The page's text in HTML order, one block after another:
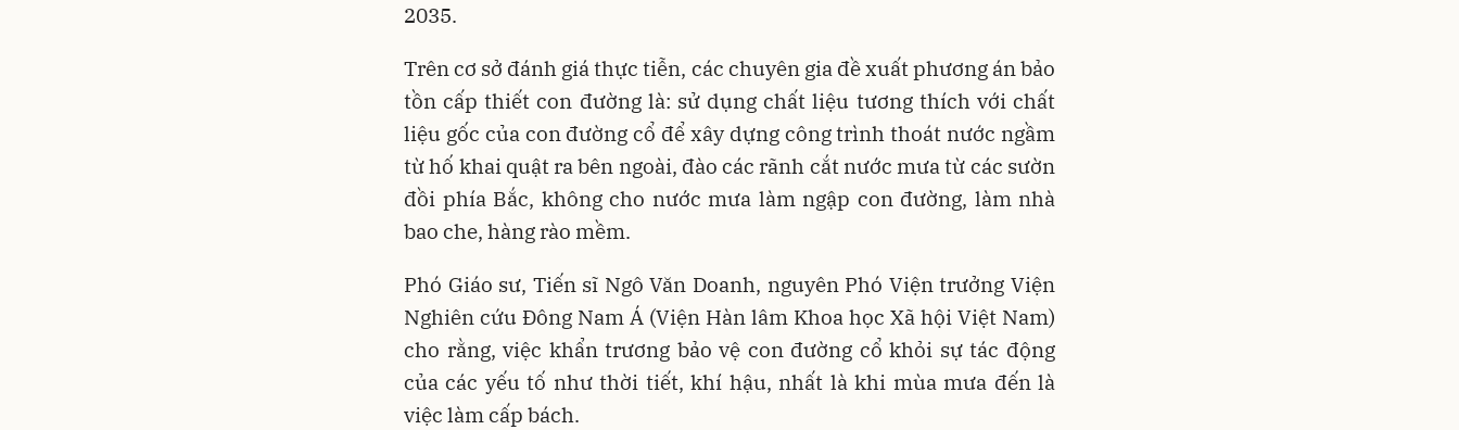
2035.
Trên cơ sở đánh giá thực tiễn, các chuyên gia đề xuất phương án bảo
tồn cấp thiết con đường là: sử dụng chất liệu tương thích với chất
liệu gốc của con đường cổ để xây dựng công trình thoát nước ngầm
từ hố khai quật ra bên ngoài, đào các rãnh cắt nước mưa từ các sườn
đồi phía Bắc, không cho nước mưa làm ngập con đường, làm nhà
bao che, hàng rào mềm.
Phó Giáo sư, Tiến sĩ Ngô Văn Doanh, nguyên Phó Viện trưởng Viện
Nghiên cứu Đông Nam Á (Viện Hàn lâm Khoa học Xã hội Việt Nam)
cho rằng, việc khẩn trương bảo vệ con đường cổ khỏi sự tác động
của các yếu tố như thời tiết, khí hậu, nhất là khi mùa mưa đến là
việc làm cấp bách.